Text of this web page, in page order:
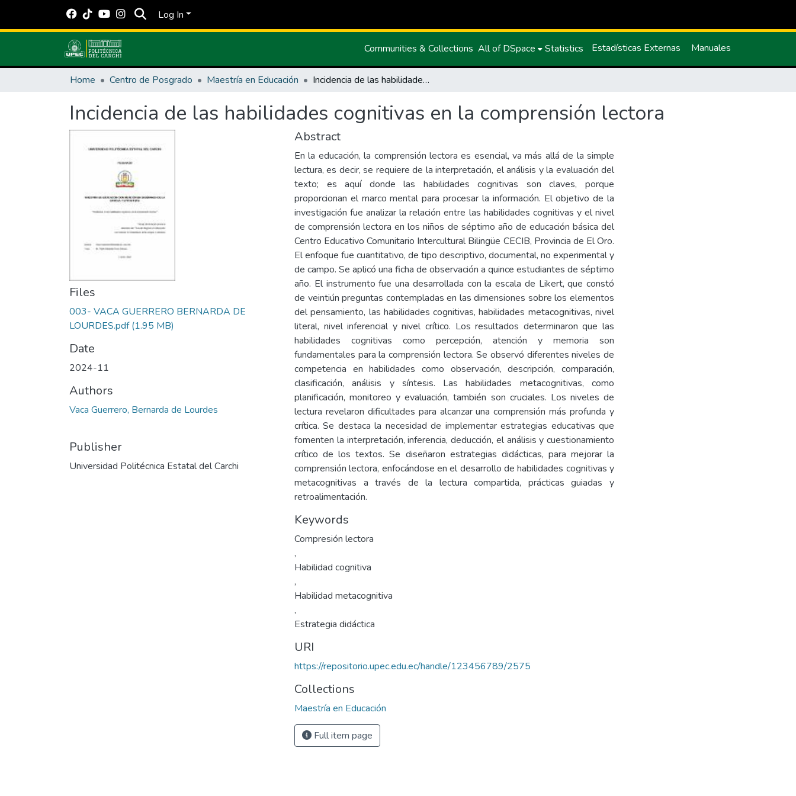
Log In
Communities & Collections All of DSpace Statistics Estadísticas Externas Manuales
Home Centro de Posgrado Maestría en Educación Incidencia de las habilidades cognitivas en la comprensión lectora
Incidencia de las habilidades cognitivas en la comprensión lectora
Files
003- VACA GUERRERO BERNARDA DE
LOURDES.pdf(1.95 MB)
Date
2024-11
Authors
Vaca Guerrero, Bernarda de Lourdes
Publisher
Universidad Politécnica Estatal del Carchi
Abstract
En la educación, la comprensión lectora es esencial, va más allá de la simple
lectura, es decir, se requiere de la interpretación, el análisis y la evaluación del
texto; es aquí donde las habilidades cognitivas son claves, porque
proporcionan el marco mental para procesar la información. El objetivo de la
investigación fue analizar la relación entre las habilidades cognitivas y el nivel
de comprensión lectora en los niños de séptimo año de educación básica del
Centro Educativo Comunitario Intercultural Bilingüe CECIB, Provincia de El Oro.
El enfoque fue cuantitativo, de tipo descriptivo, documental, no experimental y
de campo. Se aplicó una ficha de observación a quince estudiantes de séptimo
año. El instrumento fue una desarrollada con la escala de Likert, que constó
de veintiún preguntas contempladas en las dimensiones sobre los elementos
del pensamiento, las habilidades cognitivas, habilidades metacognitivas, nivel
literal, nivel inferencial y nivel crítico. Los resultados determinaron que las
habilidades cognitivas como percepción, atención y memoria son
fundamentales para la comprensión lectora. Se observó diferentes niveles de
competencia en habilidades como observación, descripción, comparación,
clasificación, análisis y síntesis. Las habilidades metacognitivas, como
planificación, monitoreo y evaluación, también son cruciales. Los niveles de
lectura revelaron dificultades para alcanzar una comprensión más profunda y
crítica. Se destaca la necesidad de implementar estrategias educativas que
fomenten la interpretación, inferencia, deducción, el análisis y cuestionamiento
crítico de los textos. Se diseñaron estrategias didácticas, para mejorar la
comprensión lectora, enfocándose en el desarrollo de habilidades cognitivas y
metacognitivas a través de la lectura compartida, prácticas guiadas y
retroalimentación.
Keywords
Compresión lectora
,
Habilidad cognitiva
,
Habilidad metacognitiva
,
Estrategia didáctica
URI
https://repositorio.upec.edu.ec/handle/123456789/2575
Collections
Maestría en Educación
Full item page